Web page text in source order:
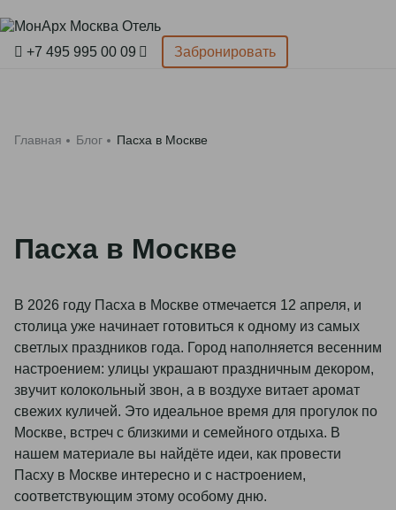
+7 495 995 00 09 Забронировать
Забронировать
Номера и апартаменты
Услуги
Mozaic Breakfast
Allegro Restaurant & Bar
AMO SPA
Тренажерный зал
Мероприятия и конференции
Свадьбы
Спец. мероприятия
Об отеле
О нас
Афиша событий
Отзывы
Завтраки в отеле
Мероприятия и конференции
Представительская гостиная
Фотографии
Партнеры
Pets – friendly
Контакты
+7 495 995 00 09
reservations@monarchhotels.ru
Главная Блог Пасха в Москве
Пасха в Москве
В 2026 году Пасха в Москве отмечается 12 апреля, и
столица уже начинает готовиться к одному из самых
светлых праздников года. Город наполняется весенним
настроением: улицы украшают праздничным декором,
звучит колокольный звон, а в воздухе витает аромат
свежих куличей. Это идеальное время для прогулок по
Москве, встреч с близкими и семейного отдыха. В
нашем материале вы найдёте идеи, как провести
Пасху в Москве интересно и с настроением,
соответствующим этому особому дню.
Применить